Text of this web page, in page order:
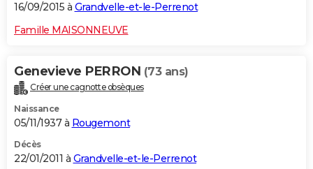
16/09/2015 à Grandvelle-et-le-Perrenot
Famille MAISONNEUVE
Genevieve PERRON (73 ans)
Créer une cagnotte obsèques
Naissance
05/11/1937 à Rougemont
Décès
22/01/2011 à Grandvelle-et-le-Perrenot